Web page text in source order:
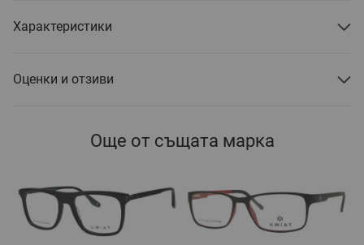
Характеристики
Оценки и отзиви
Още от същата марка